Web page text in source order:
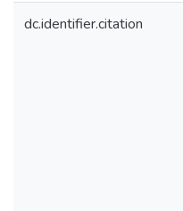
dc.identifier.citation